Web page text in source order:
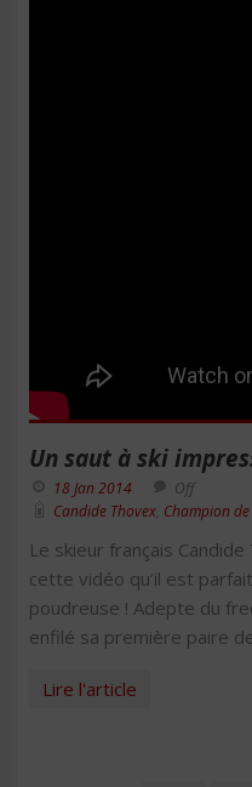
Un saut à ski
18 Jan 2014
Off
Candide Thovex Champion
Le skieur français
cette vidéo qu’il est
poudreuse ! Adepte du
enfilé sa première paire
Lire l'article